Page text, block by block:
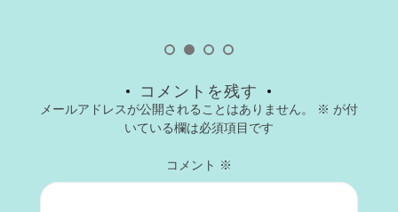
コメントを残す
メールアドレスが公開されることはありません。 ※ が付
いている欄は必須項目です
コメント ※